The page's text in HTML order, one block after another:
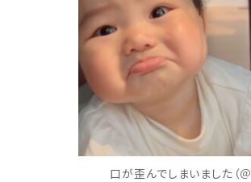
口が歪んでしまいました（＠